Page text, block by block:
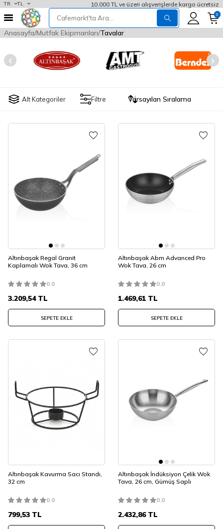
TR TL 10.000 TL ve üzeri alışverişlerde kargo ücretsiz
0
Anasayfa Mutfak Ekipmanları Tavalar
Alt Kategoriler Filtre
Altınbaşak Regal Granit
Kaplamalı Wok Tava, 36 cm
0.0
3.209,54TL
SEPETE EKLE
Altınbaşak Abm Advanced Pro
Wok Tava, 26 cm
0.0
1.469,61 TL
SEPETE EKLE
Altınbaşak Kavurma Sacı Standı,
32 cm
0.0
799,53 TL
Altınbaşak İndüksiyon Çelik Wok
Tava, 26 cm, Gümüş Saplı
0.0
2.432,86TL